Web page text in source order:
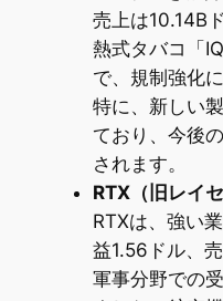
売上は10.14B
熱式タバコ「
で、規制強化
特に、新しい
ており、今後
されます。
RTX（旧レイセ
RTXは、強い
益1.56ドル、
軍事分野での